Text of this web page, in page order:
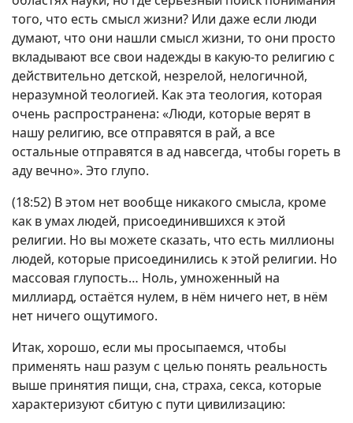
того, что есть смысл жизни? Или даже если люди
думают, что они нашли смысл жизни, то они просто
вкладывают все свои надежды в какую-то религию с
действительно детской, незрелой, нелогичной,
неразумной теологией. Как эта теология, которая
очень распространена: «Люди, которые верят в
нашу религию, все отправятся в рай, а все
остальные отправятся в ад навсегда, чтобы гореть в
аду вечно». Это глупо.
(18:52) В этом нет вообще никакого смысла, кроме
как в умах людей, присоединившихся к этой
религии. Но вы можете сказать, что есть миллионы
людей, которые присоединились к этой религии. Но
массовая глупость… Ноль, умноженный на
миллиард, остаётся нулем, в нём ничего нет, в нём
нет ничего ощутимого.
Итак, хорошо, если мы просыпаемся, чтобы
применять наш разум с целью понять реальность
выше принятия пищи, сна, страха, секса, которые
характеризуют сбитую с пути цивилизацию: